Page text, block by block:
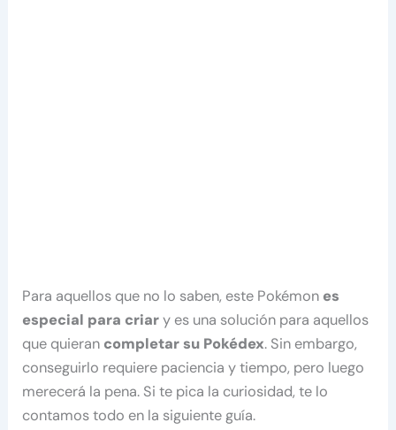
Para aquellos que no lo saben, este Pokémon es
especial para criary es una solución para aquellos
que quieran completar su Pokédex. Sin embargo,
conseguirlo requiere paciencia y tiempo, pero luego
merecerá la pena. Si te pica la curiosidad, te lo
contamos todo en la siguiente guía.